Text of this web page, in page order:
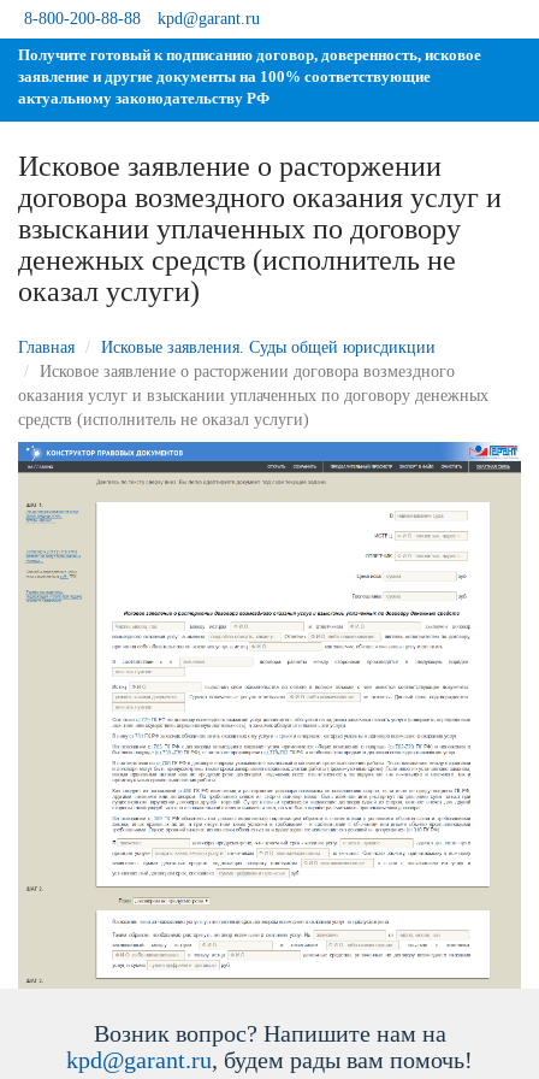
8-800-200-88-88
kpd@garant.ru
Получите готовый к подписанию договор, доверенность, исковое
заявление и другие документы на 100% соответствующие
актуальному законодательству РФ
Исковое заявление о расторжении
договора возмездного оказания услуг и
зыскании уплаченных по договору
денежных средств (исполнитель не
оказал услуги)
Главная
Исковые заявления. Суды общей юрисдикции
Исковое заявление о расторжении договора возмездного
оказания услуг и взыскании уплаченных по договору денежных
средств (исполнитель не оказал услуги)
озник вопрос? Напишите нам на
kpd@garant.ru, будем рады вам помочь!